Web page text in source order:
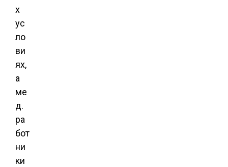
х
ус
ло
ви
ях,
а
ме
д.
ра
бот
ни
ки